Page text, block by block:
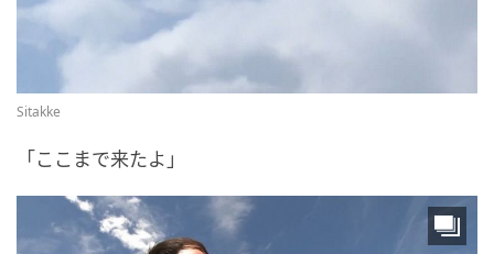
Sitakke
「ここまで来たよ」